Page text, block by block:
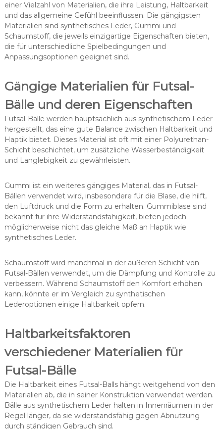
einer Vielzahl von Materialien, die ihre Leistung, Haltbarkeit
und das allgemeine Gefühl beeinflussen. Die gängigsten
Materialien sind synthetisches Leder, Gummi und
Schaumstoff, die jeweils einzigartige Eigenschaften bieten,
die für unterschiedliche Spielbedingungen und
Anpassungsoptionen geeignet sind.
Gängige Materialien für Futsal-
Bälle und deren Eigenschaften
Futsal-Bälle werden hauptsächlich aus synthetischem Leder
hergestellt, das eine gute Balance zwischen Haltbarkeit und
Haptik bietet. Dieses Material ist oft mit einer Polyurethan-
Schicht beschichtet, um zusätzliche Wasserbeständigkeit
und Langlebigkeit zu gewährleisten.
Gummi ist ein weiteres gängiges Material, das in Futsal-
Bällen verwendet wird, insbesondere für die Blase, die hilft,
den Luftdruck und die Form zu erhalten. Gummiblase sind
bekannt für ihre Widerstandsfähigkeit, bieten jedoch
möglicherweise nicht das gleiche Maß an Haptik wie
synthetisches Leder.
Schaumstoff wird manchmal in der äußeren Schicht von
Futsal-Bällen verwendet, um die Dämpfung und Kontrolle zu
verbessern. Während Schaumstoff den Komfort erhöhen
kann, könnte er im Vergleich zu synthetischen
Lederoptionen einige Haltbarkeit opfern.
Haltbarkeitsfaktoren
verschiedener Materialien für
Futsal-Bälle
Die Haltbarkeit eines Futsal-Balls hängt weitgehend von den
Materialien ab, die in seiner Konstruktion verwendet werden.
Bälle aus synthetischem Leder halten in Innenräumen in der
Regel länger, da sie widerstandsfähig gegen Abnutzung
durch ständigen Gebrauch sind.